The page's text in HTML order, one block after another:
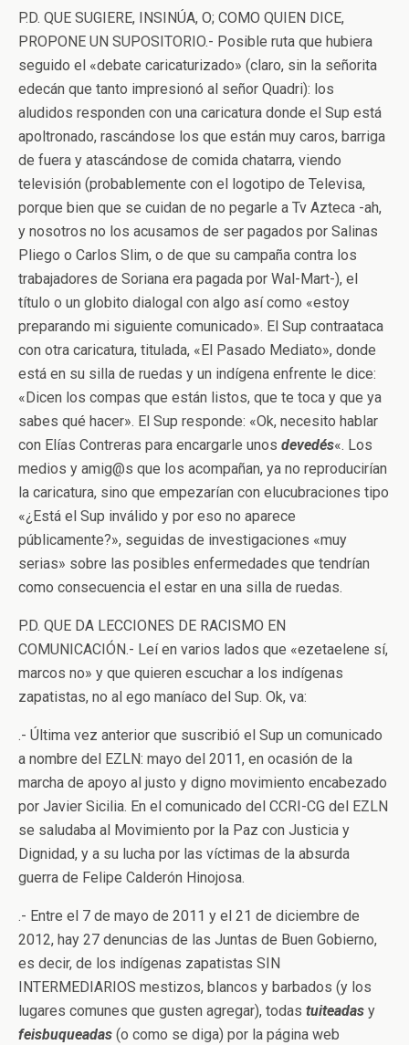
P.D. QUE SUGIERE, INSINÚA, O; COMO QUIEN DICE,
PROPONE UN SUPOSITORIO.- Posible ruta que hubiera
seguido el «debate caricaturizado» (claro, sin la señorita
edecán que tanto impresionó al señor Quadri): los
aludidos responden con una caricatura donde el Sup está
apoltronado, rascándose los que están muy caros, barriga
de fuera y atascándose de comida chatarra, viendo
televisión (probablemente con el logotipo de Televisa,
porque bien que se cuidan de no pegarle a Tv Azteca -ah,
y nosotros no los acusamos de ser pagados por Salinas
Pliego o Carlos Slim, o de que su campaña contra los
trabajadores de Soriana era pagada por Wal-Mart-), el
título o un globito dialogal con algo así como «estoy
preparando mi siguiente comunicado». El Sup contraataca
con otra caricatura, titulada, «El Pasado Mediato», donde
está en su silla de ruedas y un indígena enfrente le dice:
«Dicen los compas que están listos, que te toca y que ya
sabes qué hacer». El Sup responde: «Ok, necesito hablar
con Elías Contreras para encargarle unos devedés«. Los
medios y amig@s que los acompañan, ya no reproducirían
la caricatura, sino que empezarían con elucubraciones tipo
«¿Está el Sup inválido y por eso no aparece
públicamente?», seguidas de investigaciones «muy
serias» sobre las posibles enfermedades que tendrían
como consecuencia el estar en una silla de ruedas.
P.D. QUE DA LECCIONES DE RACISMO EN
COMUNICACIÓN.- Leí en varios lados que «ezetaelene sí,
marcos no» y que quieren escuchar a los indígenas
zapatistas, no al ego maníaco del Sup. Ok, va:
.- Última vez anterior que suscribió el Sup un comunicado
a nombre del EZLN: mayo del 2011, en ocasión de la
marcha de apoyo al justo y digno movimiento encabezado
por Javier Sicilia. En el comunicado del CCRI-CG del EZLN
se saludaba al Movimiento por la Paz con Justicia y
Dignidad, y a su lucha por las víctimas de la absurda
guerra de Felipe Calderón Hinojosa.
.- Entre el 7 de mayo de 2011 y el 21 de diciembre de
2012, hay 27 denuncias de las Juntas de Buen Gobierno,
es decir, de los indígenas zapatistas SIN
INTERMEDIARIOS mestizos, blancos y barbados (y los
lugares comunes que gusten agregar), todas tuiteadas y
feisbuqueadas (o como se diga) por la página web